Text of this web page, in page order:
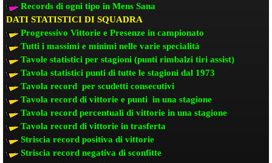
Records di ogni tipo in Mens Sana
DATI STATISTICI DI SQUADRA
Progressivo Vittorie e Presenze in campionato
Tutti i massimi e minimi nelle varie specialità
Tavole statistici per stagioni (punti rimbalzi tiri assist)
Tavola statistici punti di tutte le stagioni dal 1973
Tavola record per scudetti consecutivi
Tavola record di vittorie e punti in una stagione
Tavola record percentuali di vittorie in una stagione
Tavola record di vittorie in trasferta
Striscia record positiva di vittorie
Striscia record negativa di sconfitte